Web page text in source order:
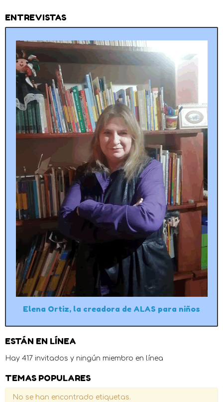
ENTREVISTAS
Elena Ortiz, la creadora de ALAS para niños
ESTÁN EN LÍNEA
Hay 417 invitados y ningún miembro en línea
TEMAS POPULARES
No se han encontrado etiquetas.